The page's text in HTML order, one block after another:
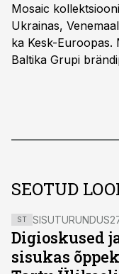
Mosaic
Ukrainas,
ka Kesk-Euroopas.
Baltika Grupi
SEOTUD
ST SISUTURUNDUS
Digioskused
sisukas